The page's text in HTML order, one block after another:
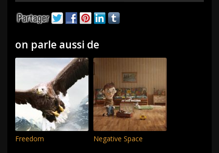
on parle aussi de
Freedom Negative Space